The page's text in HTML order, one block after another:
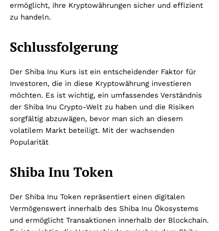
ermöglicht, ihre Kryptowährungen sicher und effizient
zu handeln.
Schlussfolgerung
Der Shiba Inu Kurs ist ein entscheidender Faktor für
Investoren, die in diese Kryptowährung investieren
möchten. Es ist wichtig, ein umfassendes Verständnis
der Shiba Inu Crypto-Welt zu haben und die Risiken
sorgfältig abzuwägen, bevor man sich an diesem
volatilem Markt beteiligt. Mit der wachsenden
Popularität
Shiba Inu Token
Der Shiba Inu Token repräsentiert einen digitalen
Vermögenswert innerhalb des Shiba Inu Ökosystems
und ermöglicht Transaktionen innerhalb der Blockchain.